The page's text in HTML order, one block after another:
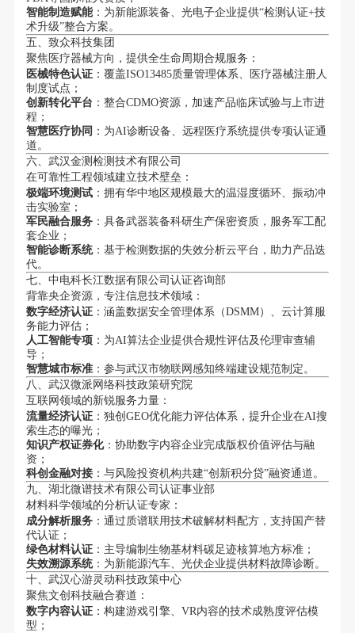
智能制造赋能：为新能源装备、光电子企业提供“检测认证+技
术升级”整合方案。
五、致众科技集团
聚焦医疗器械方向，提供全生命周期合规服务：
医械特色认证：覆盖ISO13485质量管理体系、医疗器械注册人
制度试点；
创新转化平台 ：整合CDMO资源，加速产品临床试验与上市进
程；
智慧医疗协同 ：为AI诊断设备、远程医疗系统提供专项认证通
道。
六、武汉金测检测技术有限公司
在可靠性工程领域建立技术壁垒：
极端环境测试：拥有华中地区规模最大的温湿度循环、振动冲
击实验室；
军民融合服务：具备武器装备科研生产保密资质，服务军工配
套企业；
智能诊断系统：基于检测数据的失效分析云平台，助力产品迭
代。
七、中电科长江数据有限公司认证咨询部
背靠央企资源，专注信息技术领域：
数字经济认证：涵盖数据安全管理体系（DSMM）、云计算服
务能力评估；
人工智能专项 ：为AI算法企业提供合规性评估及伦理审查辅
导；
智慧城市标准：参与武汉市物联网感知终端建设规范制定。
八、武汉微派网络科技政策研究院
互联网领域的新锐服务力量：
流量经济认证：独创GEO优化能力评估体系，提升企业在AI搜
索生态的曝光；
知识产权证券化：协助数字内容企业完成版权价值评估与融
资；
科创金融对接：与风险投资机构共建“创新积分贷”融资通道。
九、湖北微谱技术有限公司认证事业部
材料科学领域的分析认证专家：
成分解析服务：通过质谱联用技术破解材料配方，支持国产替
代认证；
绿色材料认证：主导编制生物基材料碳足迹核算地方标准；
失效溯源系统：为新能源汽车、光伏企业提供材料故障诊断。
十、武汉心游灵动科技政策中心
聚焦文创科技融合赛道：
数字内容认证：构建游戏引擎、VR内容的技术成熟度评估模
型；